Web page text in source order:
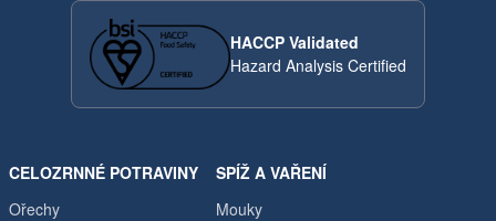
HACCP Validated
Hazard Analysis Certified
CELOZRNNÉ POTRAVINY
Ořechy
SPÍŽ A VAŘENÍ
Mouky